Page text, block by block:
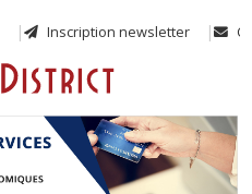
Inscription newsletter